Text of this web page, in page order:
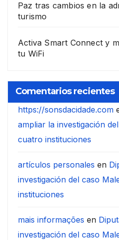
Paz tras cambios en la
turismo
Activa Smart Connect y
tu WiFi
Comentarios recientes
https://sonsdacidade.com
ampliar la investigación
cuatro instituciones
artículos personales en
investigación del caso
instituciones
mais informações en
investigación del caso